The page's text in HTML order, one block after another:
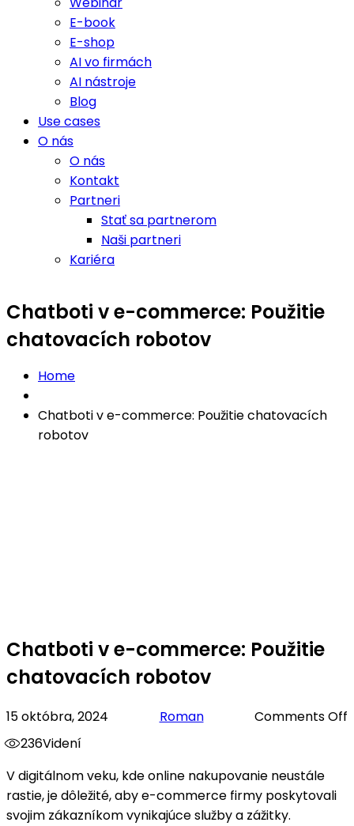
E-book
E-shop
AI vo firmách
AI nástroje
Blog
Use cases
O nás
O nás
Kontakt
Partneri
Stať sa partnerom
Naši partneri
Kariéra
Chatboti v e-commerce: Použitie
chatovacích robotov
Home
Chatboti v e-commerce: Použitie chatovacích
robotov
Chatboti v e-commerce: Použitie
chatovacích robotov
15 októbra, 2024 Roman
Comments Off
236Videní
V digitálnom veku, kde online nakupovanie neustále
rastie, je dôležité, aby e-commerce firmy poskytovali
svojim zákazníkom vynikajúce služby a zážitky.